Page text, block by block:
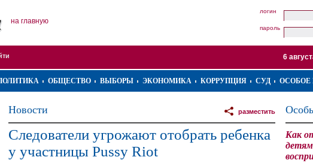
на главную
логин
пароль
6
ОБЩЕСТВО ВЫБОРЫ ЭКОНОМИКА КОРРУПЦИЯ СУД ОСОБОЕ
Новости разместить
Следователи угрожают отобрать ребенка
у участницы Pussy Riot
Как